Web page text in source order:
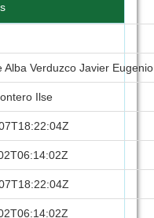
Alba Verduzco Javier Eugenio
Ilse